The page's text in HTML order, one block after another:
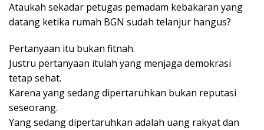
Ataukah sekadar petugas pemadam kebakaran yang
datang ketika rumah BGN sudah telanjur hangus?
Pertanyaan itu bukan fitnah.
Justru pertanyaan itulah yang menjaga demokrasi
tetap sehat.
Karena yang sedang dipertaruhkan bukan reputasi
seseorang.
Yang sedang dipertaruhkan adalah uang rakyat dan